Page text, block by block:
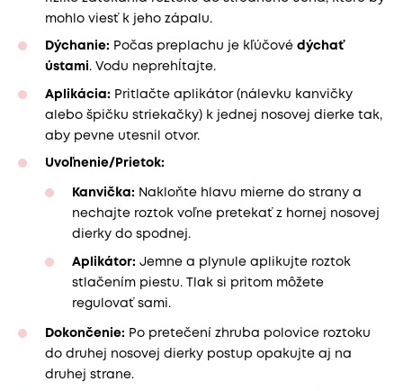
mohlo viesť k jeho zápalu.
Dýchanie: Počas preplachu je kľúčové dýchať
ústami. Vodu neprehĺtajte.
Aplikácia: Pritlačte aplikátor (nálevku kanvičky
alebo špičku striekačky) k jednej nosovej dierke tak,
aby pevne utesnil otvor.
Uvoľnenie/Prietok:
Kanvička: Nakloňte hlavu mierne do strany a
nechajte roztok voľne pretekať z hornej nosovej
dierky do spodnej.
Aplikátor: Jemne a plynule aplikujte roztok
stlačením piestu. Tlak si pritom môžete
regulovať sami.
Dokončenie: Po pretečení zhruba polovice roztoku
do druhej nosovej dierky postup opakujte aj na
druhej strane.